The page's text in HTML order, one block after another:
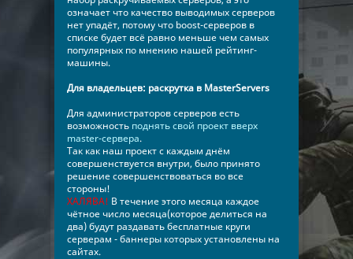
означает что качество выводимых серверов
нет упадёт, потому что boost-серверов в
списке будет всё равно меньше чем самых
популярных по мнению нашей рейтинг-
машины.
Для владельцев: раскрутка в MasterServers
Для администраторов серверов есть
возможность поднять свой проект вверх
master-сервера.
Так как наш проект с каждым днём
совершенствуется внутри, было принято
решение совершенствоваться во все
стороны!
ХАЛЯВА! В течение этого месяца каждое
чётное число месяца(которое делиться на
два) будут раздавать бесплатные круги
серверам - баннеры которых установлены на
сайтах.